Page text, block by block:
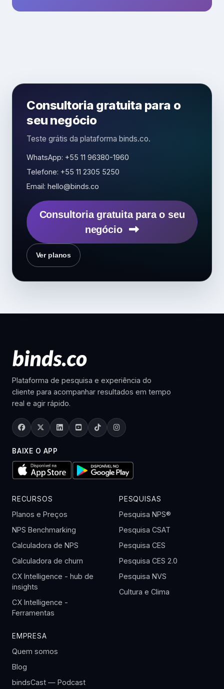
Consultoria gratuita para o
seu negócio
Teste grátis da plataforma binds.co.
WhatsApp: +55 11 96380-1960
Telefone: +55 11 2305 5250
Email: hello@binds.co
Consultoria gratuita para o seu
negócio
Ver planos
Plataforma de pesquisa e experiência do
cliente para acompanhar resultados em tempo
real e agir rápido.
BAIXE O APP
RECURSOS
Planos e Preços
NPS Benchmarking
Calculadora de NPS
Calculadora de churn
CX Intelligence - hub de
insights
CX Intelligence -
Ferramentas
PESQUISAS
Pesquisa NPS®
Pesquisa CSAT
Pesquisa CES
Pesquisa CES 2.0
Pesquisa NVS
Cultura e Clima
EMPRESA
Quem somos
Blog
bindsCast — Podcast